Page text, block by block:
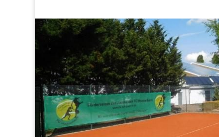
TC Hockenheim